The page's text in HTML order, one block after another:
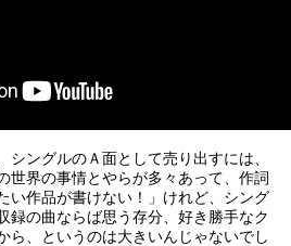
シングルのＡ面として売り出すには、
世界の事情とやらが多々あって、作詞
い作品が書けない！」けれど、シング
録の曲ならば思う存分、好き勝手なク
ら、というのは大きいんじゃないでし